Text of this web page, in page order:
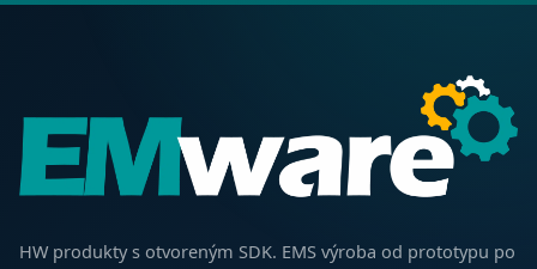
HW produkty s otvoreným SDK. EMS výroba od prototypu po